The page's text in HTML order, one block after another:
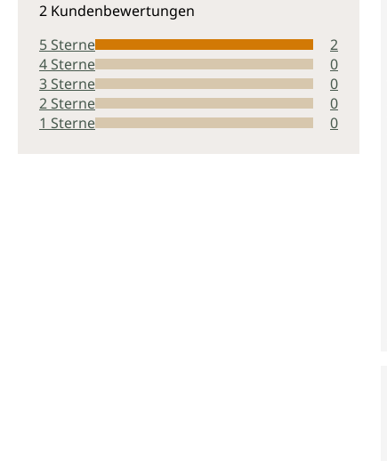
2 Kundenbewertungen
5 Sterne
2
4 Sterne
0
3 Sterne
0
2 Sterne
0
1 Sterne
0